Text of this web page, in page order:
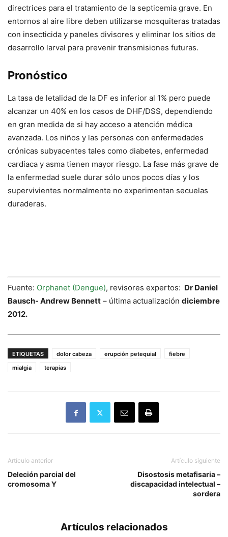
directrices para el tratamiento de la septicemia grave. En
entornos al aire libre deben utilizarse mosquiteras tratadas
con insecticida y paneles divisores y eliminar los sitios de
desarrollo larval para prevenir transmisiones futuras.
Pronóstico
La tasa de letalidad de la DF es inferior al 1% pero puede
alcanzar un 40% en los casos de DHF/DSS, dependiendo
en gran medida de si hay acceso a atención médica
avanzada. Los niños y las personas con enfermedades
crónicas subyacentes tales como diabetes, enfermedad
cardíaca y asma tienen mayor riesgo. La fase más grave de
la enfermedad suele durar sólo unos pocos días y los
supervivientes normalmente no experimentan secuelas
duraderas.
Fuente: Orphanet (Dengue), revisores expertos: Dr Daniel
Bausch- Andrew Bennett – última actualización diciembre
2012.
ETIQUETAS dolor cabeza erupción petequial
fiebre
mialgia
terapias
Artículo anterior
Deleción parcial del
cromosoma Y
Artículo siguiente
Disostosis metafisaria –
discapacidad intelectual –
sordera
Artículos relacionados